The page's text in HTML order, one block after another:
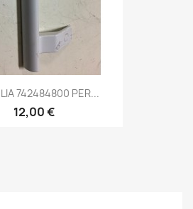
742484800 PER...
12,00 €